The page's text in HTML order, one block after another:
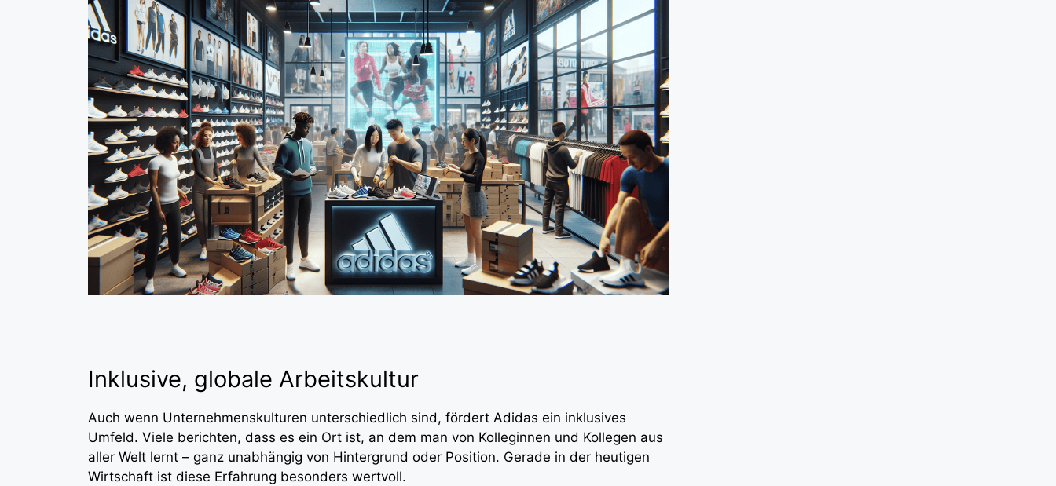
Inklusive, globale Arbeitskultur
Auch wenn Unternehmenskulturen unterschiedlich sind, fördert Adidas ein inklusives
Umfeld. Viele berichten, dass es ein Ort ist, an dem man von Kolleginnen und Kollegen aus
aller Welt lernt – ganz unabhängig von Hintergrund oder Position. Gerade in der heutigen
Wirtschaft ist diese Erfahrung besonders wertvoll.